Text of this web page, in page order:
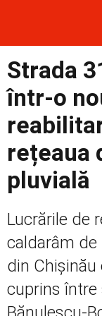
Prima
Politică
Social
Strada
într-o
rețeaua
pluvială
Lucrările de
caldarâm
din Chișinău
cuprins între